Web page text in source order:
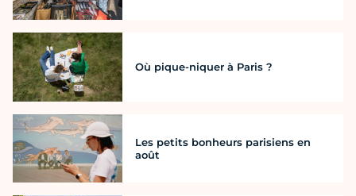
Où pique-niquer à Paris ?
Les petits bonheurs parisiens en
août